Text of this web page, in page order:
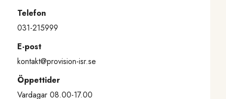
Telefon
031-215999
E-post
kontakt@provision-isr.se
Öppettider
Vardagar 08.00-17.00